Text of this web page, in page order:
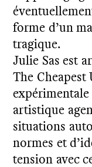
forme d’un
tragique.
Julie Sas est
The
expérimentale
artistique
situations
normes et
tension avec